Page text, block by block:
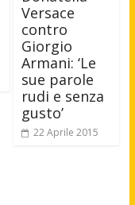
Versace
contro
Giorgio
Armani: ‘Le
sue parole
rudi e senza
gusto’
22 Aprile 2015